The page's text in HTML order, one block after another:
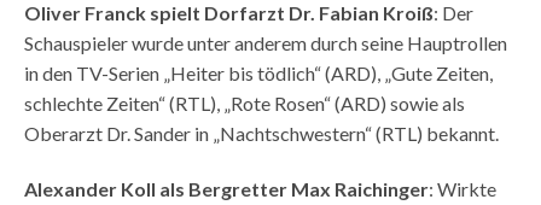
Oliver Franck spielt Dorfarzt Dr. Fabian Kroiß: Der
Schauspieler wurde unter anderem durch seine Hauptrollen
in den TV-Serien „Heiter bis tödlich“ (ARD), „Gute Zeiten,
schlechte Zeiten“ (RTL), „Rote Rosen“ (ARD) sowie als
Oberarzt Dr. Sander in „Nachtschwestern“ (RTL) bekannt.
Alexander Koll als Bergretter Max Raichinger: Wirkte